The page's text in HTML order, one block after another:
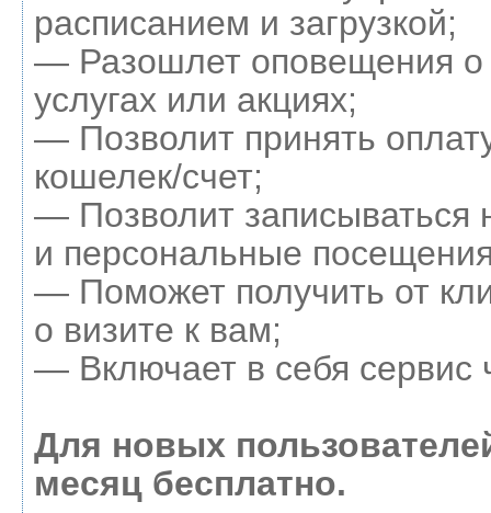
расписанием и загрузкой;
— Разошлет оповещения о
услугах или акциях;
— Позволит принять
кошелек/счет;
— Позволит записываться
и персональные
— Поможет получить от
о визите к вам;
— Включает в себя сервис
Для новых
месяц бесплатно.